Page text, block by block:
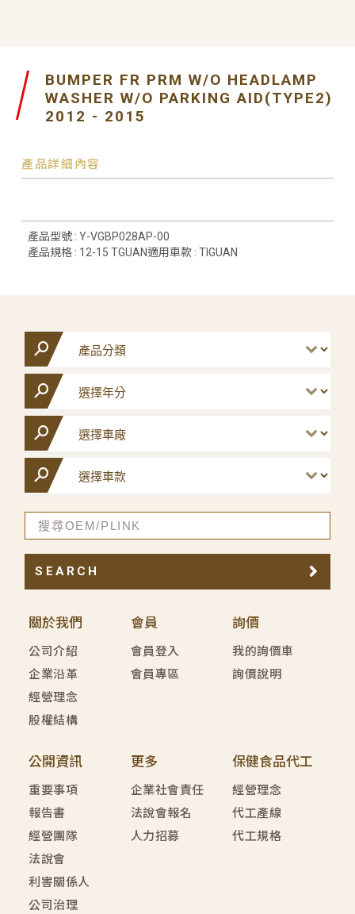
BUMPER FR PRM W/O HEADLAMP
WASHER W/O PARKING AID(TYPE2)
2012 - 2015
產品詳細內容
產品型號 : Y-VGBP028AP-00
產品規格 : 12-15 TGUAN適用車款 : TIGUAN
關於我們
公司介紹
企業沿革
經營理念
股權結構
會員
會員登入
會員專區
詢價
我的詢價車
詢價說明
公開資訊
重要事項
報告書
經營團隊
法說會
利害關係人
公司治理
更多
企業社會責任
法說會報名
人力招募
保健食品代工
經營理念
代工產線
代工規格
SEARCH